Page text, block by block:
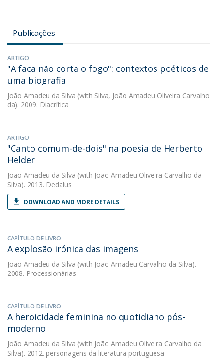
Publicações
ARTIGO
"A faca não corta o fogo": contextos poéticos de
uma biografia
João Amadeu da Silva (with Silva, João Amadeu Oliveira Carvalho
da). 2009. Diacrítica
ARTIGO
"Canto comum-de-dois" na poesia de Herberto
Helder
João Amadeu da Silva (with João Amadeu Oliveira Carvalho da
Silva). 2013. Dedalus
DOWNLOAD AND MORE DETAILS
CAPÍTULO DE LIVRO
A explosão irónica das imagens
João Amadeu da Silva (with João Amadeu Carvalho da Silva).
2008. Processionárias
CAPÍTULO DE LIVRO
A heroicidade feminina no quotidiano pós-
moderno
João Amadeu da Silva (with João Amadeu Oliveira Carvalho da
Silva). 2012. personagens da literatura portuguesa